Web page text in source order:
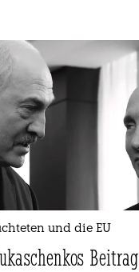
und die EU
Beitrag